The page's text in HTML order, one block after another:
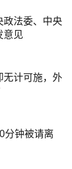
政法委、中央
意见
无计可施，外
分钟被请离